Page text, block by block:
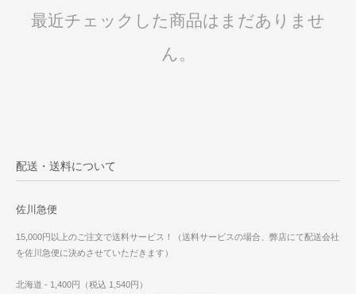
最近チェックした商品はまだありませ
ん。
配送・送料について
佐川急便
15,000円以上のご注文で送料サービス！（送料サービスの場合、弊店にて配送会社
を佐川急便に決めさせていただきます）
北海道 - 1,400円（税込 1,540円）